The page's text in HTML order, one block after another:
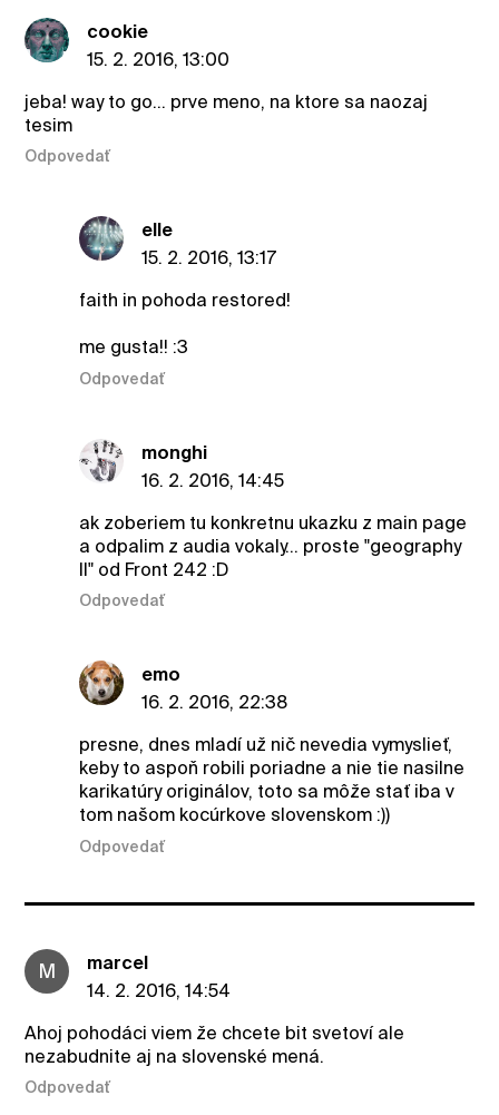
cookie
15. 2. 2016, 13:00
jeba! way to go... prve meno, na ktore sa naozaj
tesim
Odpovedať
elle
15. 2. 2016, 13:17
faith in pohoda restored!
me gusta!! :3
Odpovedať
monghi
16. 2. 2016, 14:45
ak zoberiem tu konkretnu ukazku z main page
a odpalim z audia vokaly... proste "geography
II" od Front 242 :D
Odpovedať
emo
16. 2. 2016, 22:38
presne, dnes mladí už nič nevedia vymyslieť,
keby to aspoň robili poriadne a nie tie nasilne
karikatúry originálov, toto sa môže stať iba v
tom našom kocúrkove slovenskom :))
Odpovedať
M
marcel
14. 2. 2016, 14:54
Ahoj pohodáci viem že chcete bit svetoví ale
nezabudnite aj na slovenské mená.
Odpovedať